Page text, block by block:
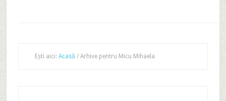
Ești aici: Acasă /Arhive pentru Micu Mihaela